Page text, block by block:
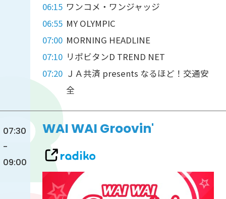
06:15 ワンコメ・ワンジャッジ
06:55 MY OLYMPIC
07:00 MORNING HEADLINE
07:10 リポビタンD TREND NET
07:20 ＪＡ共済 presents なるほど！交通安
全
07:30
-
09:00
WAI WAI Groovin'